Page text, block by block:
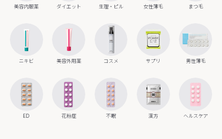
美容内服薬 ダイエット 生理・ピル 女性薄毛 まつ毛
ニキビ 美容外用薬 コスメ サプリ 男性薄毛
ED 花粉症 不眠 漢方 ヘルスケア